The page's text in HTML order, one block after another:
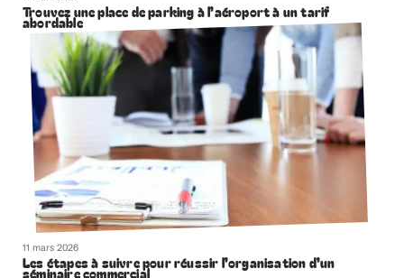
Trouvez une place de parking à l’aéroport à un tarif
abordable
11 mars 2026
Les étapes à suivre pour réussir l’organisation d’un
séminaire commercial